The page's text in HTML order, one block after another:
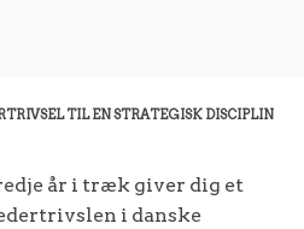
TIL EN STRATEGISK DISCIPLIN
år i træk giver dig et
i danske